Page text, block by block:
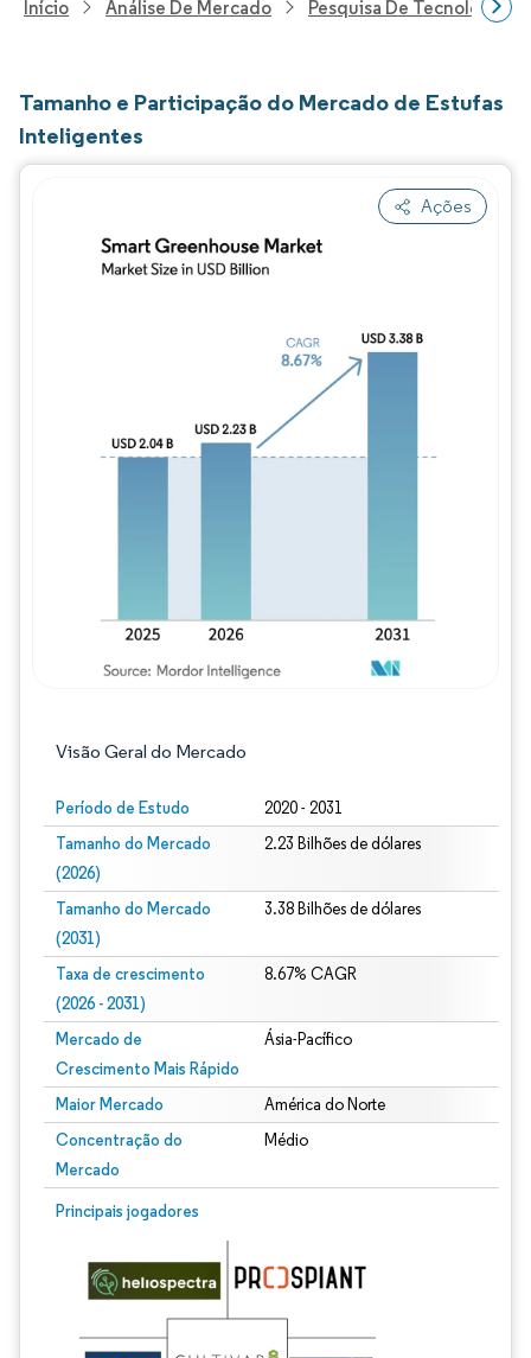
Início Análise De Mercado Pesquisa De Tecnologia,
Tamanho e Participação do Mercado de Estufas
Inteligentes
Ações
Visão Geral do Mercado
Período de Estudo 2020 - 2031
Tamanho do Mercado
(2026)
2.23 Bilhões de dólares
Tamanho do Mercado
(2031)
3.38 Bilhões de dólares
Taxa de crescimento
(2026 - 2031)
8.67% CAGR
Mercado de
Crescimento Mais Rápido
Ásia-Pacífico
Maior Mercado América do Norte
Concentração do
Mercado
Médio
Principais jogadores
Imagem © Mordor Intelligence. O reuso requer atribuição conforme CC BY 4.0.